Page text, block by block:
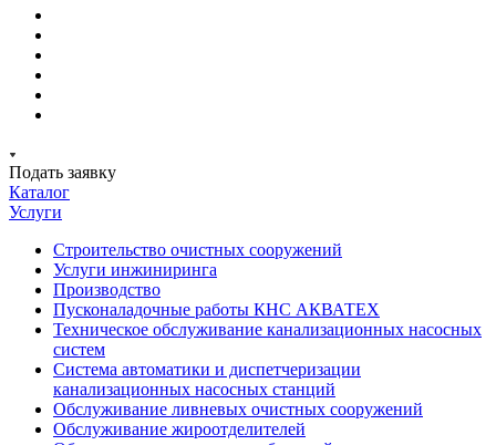
Подать заявку
Каталог
Услуги
Строительство очистных сооружений
Услуги инжиниринга
Производство
Пусконаладочные работы КНС АКВАТЕХ
Техническое обслуживание канализационных насосных
систем
Система автоматики и диспетчеризации
канализационных насосных станций
Обслуживание ливневых очистных сооружений
Обслуживание жироотделителей